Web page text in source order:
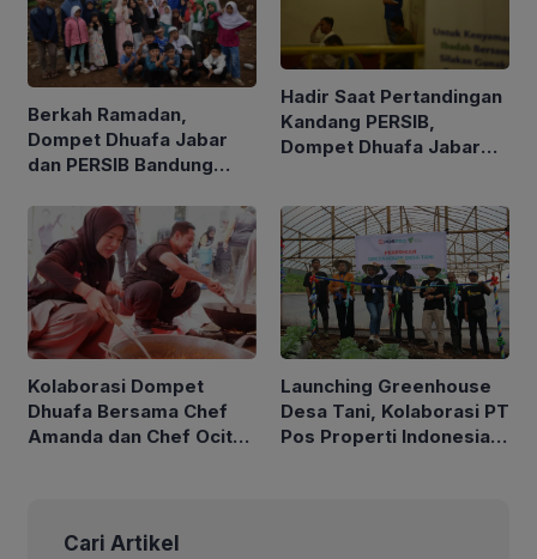
Berkah Ramadan,
Dompet Dhuafa Jabar
dan PERSIB Bandung
Kepedulian
Pascabencana Longsor
di Cisarua, Bandung
Barat
Hadir Saat Pertandingan
Kandang PERSIB,
Dompet Dhuafa Jabar
Kolaborasi Dompet
Dhuafa Bersama Chef
Amanda dan Chef Ocit
Launching Greenhouse
Desa Tani, Kolaborasi PT
Pos Properti Indonesia
Cari Artikel